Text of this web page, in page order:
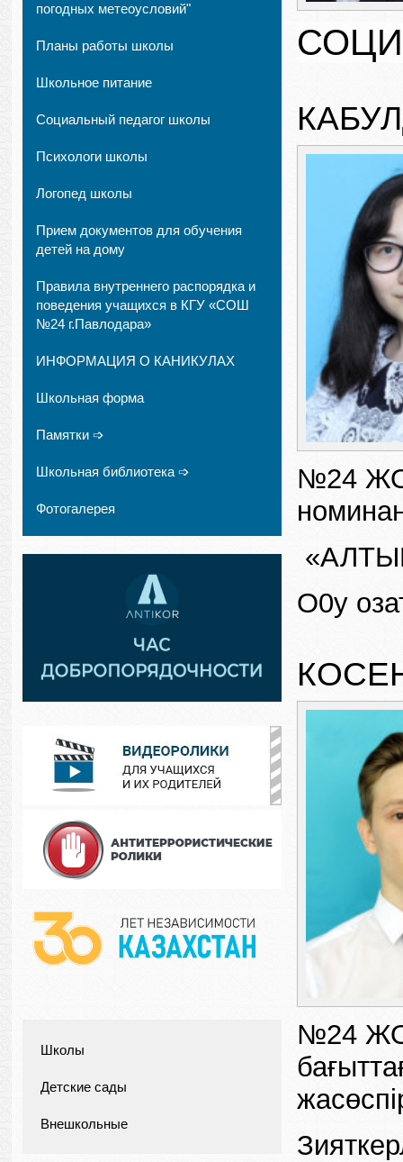
погодных метеоусловий"
Планы работы школы
Школьное питание
Социальный педагог школы
Психологи школы
Логопед школы
Прием документов для обучения
детей на дому
Правила внутреннего распорядка и
поведения учащихся в КГУ «СОШ
№24 г.Павлодара»
ИНФОРМАЦИЯ О КАНИКУЛАХ
Школьная форма
Памятки ➩
Школьная библиотека ➩
Фотогалерея
Школы
Детские сады
Внешкольные
№24
О0у
№24